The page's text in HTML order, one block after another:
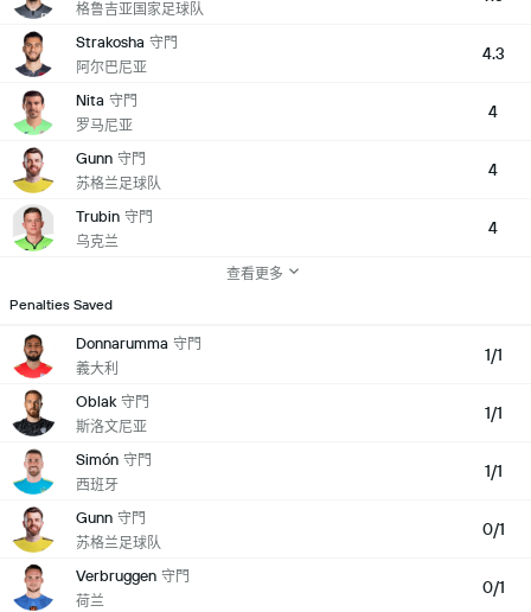
格鲁吉亚国家足球队
Strakosha 守門
阿尔巴尼亚
4.3
Nita 守門
罗马尼亚
4
Gunn 守門
苏格兰足球队
4
Trubin 守門
乌克兰
4
查看更多
Penalties Saved
Donnarumma 守門
義大利
1/1
Oblak 守門
斯洛文尼亚
1/1
Simón 守門
西班牙
1/1
Gunn 守門
苏格兰足球队
0/1
Verbruggen 守門
荷兰
0/1